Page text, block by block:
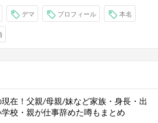
デマ プロフィール 本名
在！父親/母親/妹など家族・身長・出
校・親が仕事辞めた噂もまとめ